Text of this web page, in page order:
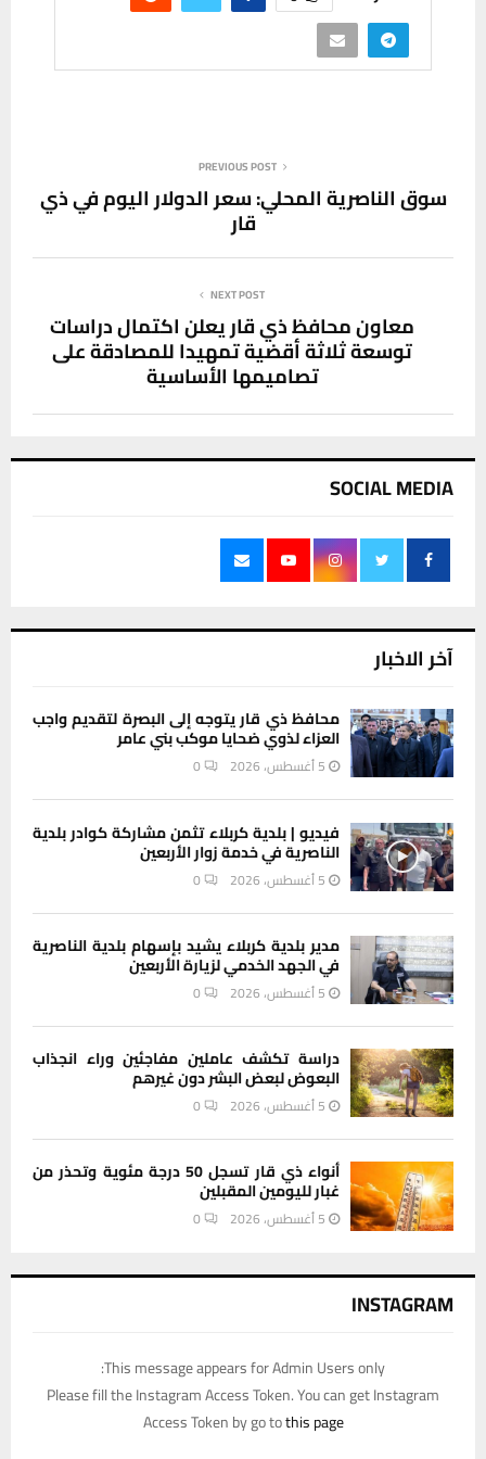
PREVIOUS POST
سوق الناصرية المحلي: سعر الدولار اليوم في ذي
قار
NEXT POST
معاون محافظ ذي قار يعلن اكتمال دراسات
توسعة ثلاثة أقضية تمهيدا للمصادقة على
تصاميمها الأساسية
SOCIAL MEDIA
آخر الاخبار
محافظ ذي قار يتوجه إلى البصرة لتقديم واجب
العزاء لذوي ضحايا موكب بني عامر
5 أغسطس، 2026 0
فيديو | بلدية كربلاء تثمن مشاركة كوادر بلدية
الناصرية في خدمة زوار الأربعين
5 أغسطس، 2026 0
مدير بلدية كربلاء يشيد بإسهام بلدية الناصرية
في الجهد الخدمي لزيارة الأربعين
5 أغسطس، 2026 0
دراسة تكشف عاملين مفاجئين وراء انجذاب
البعوض لبعض البشر دون غيرهم
5 أغسطس، 2026 0
أنواء ذي قار تسجل 50 درجة مئوية وتحذر من
غبار لليومين المقبلين
5 أغسطس، 2026 0
INSTAGRAM
This message appears for Admin Users only:
Please fill the Instagram Access Token. You can get Instagram
Access Token by go tothis page